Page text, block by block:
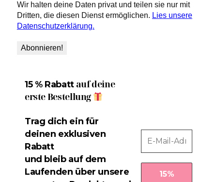
Wir halten deine Daten privat und teilen sie nur mit
Dritten, die diesen Dienst ermöglichen. Lies unsere
Datenschutzerklärung.
15 % Rabattauf deine
erste Bestellung
Trag dich ein für
deinen exklusiven
Rabatt
und bleib auf dem
Laufenden über unsere